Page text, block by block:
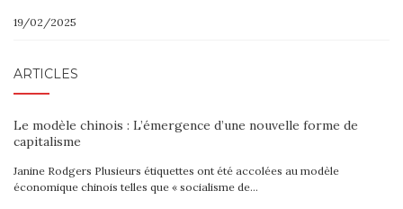
19/02/2025
ARTICLES
Le modèle chinois : L’émergence d’une nouvelle forme de
capitalisme
Janine Rodgers Plusieurs étiquettes ont été accolées au modèle
économique chinois telles que « socialisme de…